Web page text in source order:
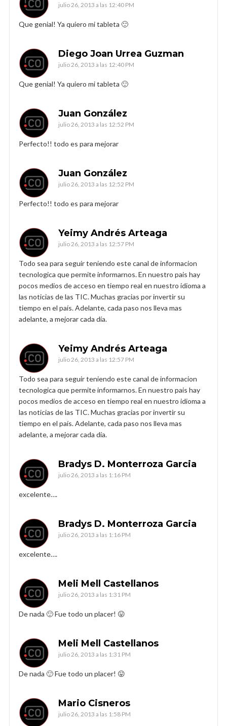
julio 26, 2013 a las 12:40 PM
Que genial! Ya quiero mi tableta 🙂
Diego Joan Urrea Guzman
julio 26, 2013 a las 12:40 PM
Que genial! Ya quiero mi tableta 🙂
Juan González
julio 26, 2013 a las 12:52 PM
Perfecto!! todo es para mejorar
Juan González
julio 26, 2013 a las 12:52 PM
Perfecto!! todo es para mejorar
Yeimy Andrés Arteaga
julio 26, 2013 a las 12:57 PM
Todo sea para seguir teniendo este canal de informacion
tecnologica que permite informarnos. En nuestro pais hay
pocos medios de acceso en tiempo real en nuestro idioma a
las noticias de las TIC. Muchas gracias por invertir su
tiempo en el país. Adelante, cada paso nos lleva mas
adelante, a mejorar cada día.
Yeimy Andrés Arteaga
julio 26, 2013 a las 12:57 PM
Todo sea para seguir teniendo este canal de informacion
tecnologica que permite informarnos. En nuestro pais hay
pocos medios de acceso en tiempo real en nuestro idioma a
las noticias de las TIC. Muchas gracias por invertir su
tiempo en el país. Adelante, cada paso nos lleva mas
adelante, a mejorar cada día.
Bradys D. Monterroza Garcia
julio 26, 2013 a las 1:16 PM
excelente….
Bradys D. Monterroza Garcia
julio 26, 2013 a las 1:16 PM
excelente….
Meli Mell Castellanos
julio 26, 2013 a las 1:31 PM
De nada 🙂 Fue todo un placer! 😛
Meli Mell Castellanos
julio 26, 2013 a las 1:31 PM
De nada 🙂 Fue todo un placer! 😛
Mario Cisneros
julio 26, 2013 a las 1:58 PM